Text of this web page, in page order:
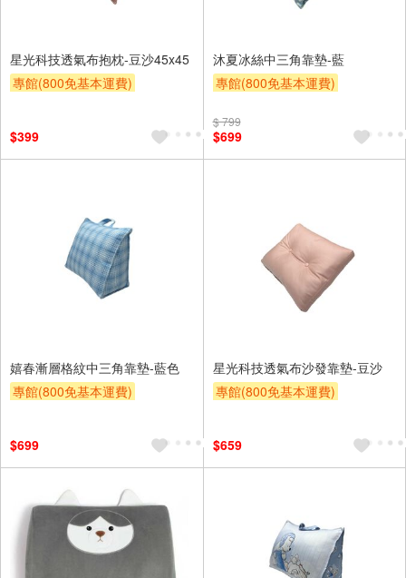
星光科技透氣布抱枕-豆沙45x45
專館(800免基本運費)
$399
沐夏冰絲中三角靠墊-藍
專館(800免基本運費)
$ 799
$699
嬉春漸層格紋中三角靠墊-藍色
專館(800免基本運費)
$699
星光科技透氣布沙發靠墊-豆沙
專館(800免基本運費)
$659